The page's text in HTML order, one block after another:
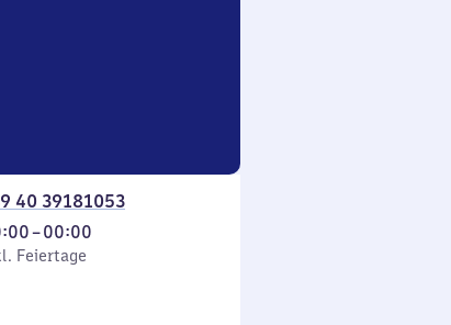
40 39181053
–00:00
Feiertage